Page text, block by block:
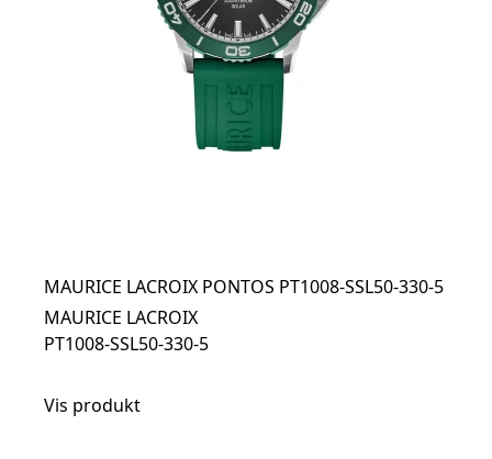
MAURICE LACROIX PONTOS PT1008-SSL50-330-5
MAURICE LACROIX
PT1008-SSL50-330-5
Vis produkt